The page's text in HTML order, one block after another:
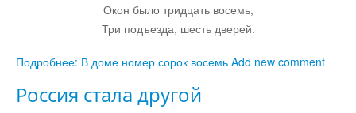
Окон было тридцать восемь,
Три подъезда, шесть дверей.
Подробнее: В доме номер сорок восемь Add new comment
Россия стала другой